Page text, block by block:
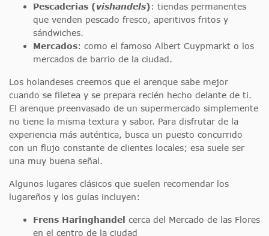
Pescaderías (vishandels): tiendas permanentes
que venden pescado fresco, aperitivos fritos y
sándwiches.
Mercados: como el famoso Albert Cuypmarkt o los
mercados de barrio de la ciudad.
Los holandeses creemos que el arenque sabe mejor
cuando se filetea y se prepara recién hecho delante de ti.
El arenque preenvasado de un supermercado simplemente
no tiene la misma textura y sabor. Para disfrutar de la
experiencia más auténtica, busca un puesto concurrido
con un flujo constante de clientes locales; esa suele ser
una muy buena señal.
Algunos lugares clásicos que suelen recomendar los
lugareños y los guías incluyen:
Frens Haringhandel cerca del Mercado de las Flores
en el centro de la ciudad